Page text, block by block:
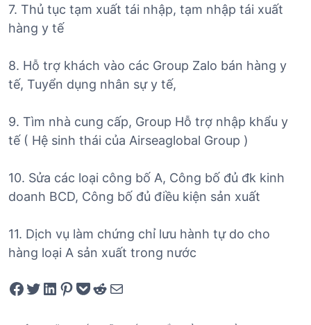
7. Thủ tục tạm xuất tái nhập, tạm nhập tái xuất
hàng y tế
8. Hỗ trợ khách vào các Group Zalo bán hàng y
tế, Tuyển dụng nhân sự y tế,
9. Tìm nhà cung cấp, Group Hỗ trợ nhập khẩu y
tế ( Hệ sinh thái của Airseaglobal Group )
10. Sửa các loại công bố A, Công bố đủ đk kinh
doanh BCD, Công bố đủ điều kiện sản xuất
11. Dịch vụ làm chứng chỉ lưu hành tự do cho
hàng loại A sản xuất trong nước
Share on Facebook Tweet on Twitter Share on LinkedIn Pin on Pinterest Save to pocket Share on Reddit Share via Email